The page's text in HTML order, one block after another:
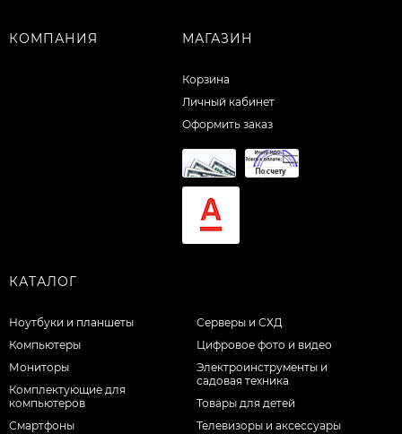
КОМПАНИЯ МАГАЗИН
Корзина
Личный кабинет
Оформить заказ
КАТАЛОГ
Ноутбуки и планшеты
Компьютеры
Мониторы
Комплектующие для
компьютеров
Смартфоны
Серверы и СХД
Цифровое фото и видео
Электроинструменты и
садовая техника
Товары для детей
Телевизоры и аксессуары